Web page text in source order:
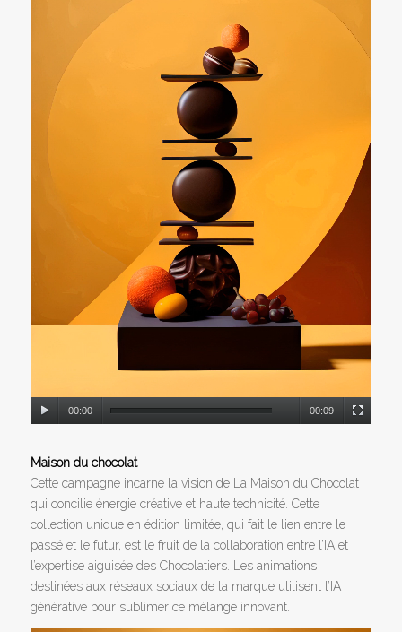
00:00 00:09
Maison du chocolat
Cette campagne incarne la vision de La Maison du Chocolat
qui concilie énergie créative et haute technicité. Cette
collection unique en édition limitée, qui fait le lien entre le
passé et le futur, est le fruit de la collaboration entre l’IA et
l’expertise aiguisée des Chocolatiers. Les animations
destinées aux réseaux sociaux de la marque utilisent l’IA
générative pour sublimer ce mélange innovant.